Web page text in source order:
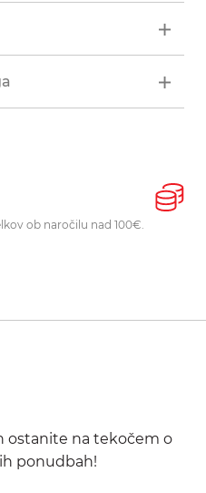
ob naročilu nad 100€.
ostanite na tekočem o
ponudbah!